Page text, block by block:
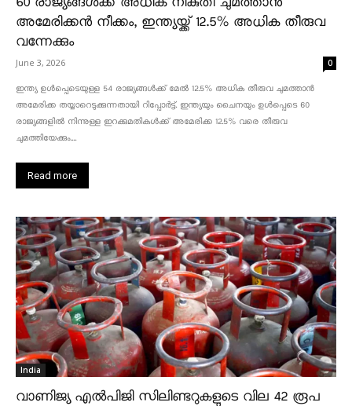
അമേരിക്കൻ നീക്കം, ഇന്ത്യയ്ക്ക് 12.5% അധിക തീരുവ
വന്നേക്കും
June 3, 2026 0
ഇന്ത്യ ഉൾപ്പെടെയുള്ള 54 രാജ്യങ്ങൾക്ക് മേൽ 12.5% അധിക തീരുവ ചുമത്താൻ
അമേരിക്ക തയ്യാറെടുക്കുന്നതായി റിപ്പോർട്ട്. ഇന്ത്യയും ചൈനയും ഉൾപ്പെടെ 60
രാജ്യങ്ങളിൽ നിന്നുള്ള ഇറക്കുമതികൾക്ക് അമേരിക്ക 12.5% ​​വരെ തീരുവ
ചുമത്തിയേക്കും....
Read more
India
വാണിജ്യ എൽപിജി സിലിണ്ടറുകളുടെ വില 42 രൂപ